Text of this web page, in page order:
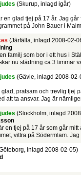
(Skurup, inlagd igår)
en glad tjej på 17 år. Jag går
på John Bauer i
(Järfälla, inlagd 2008-02-
familj som bor i ett hus i
nu städning ca 3 timmar
(Gävle, inlagd 2008-02-
glad, pratsam och trevlig tjej
att ta ansvar. Jag är
(Stockholm, inlagd
en tjej på 17 år som går mitt
vittra på Södermlam. Jag
inlagd 2008-02-05)